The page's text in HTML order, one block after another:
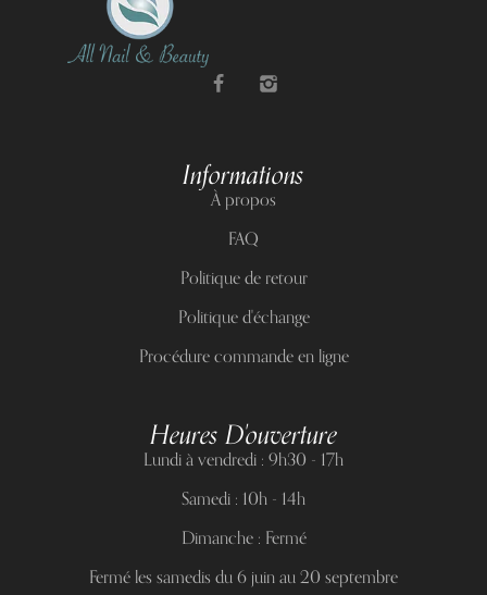
Informations
À propos
FAQ
Politique de retour
Politique d'échange
Procédure commande en ligne
Heures D'ouverture
Lundi à vendredi : 9h30 - 17h
Samedi : 10h - 14h
Dimanche : Fermé
Fermé les samedis du 6 juin au 20 septembre